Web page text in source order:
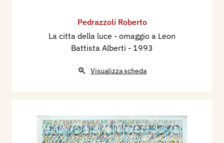
Pedrazzoli Roberto
La citta della luce - omaggio a Leon
Battista Alberti - 1993
Visualizza scheda